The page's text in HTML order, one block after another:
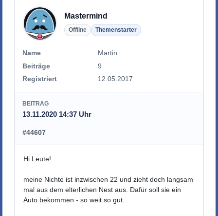
Mastermind
Offline Themenstarter
Name
Martin
Beiträge
9
Registriert
12.05.2017
BEITRAG
13.11.2020 14:37 Uhr
#44607
Hi Leute!
meine Nichte ist inzwischen 22 und zieht doch langsam
mal aus dem elterlichen Nest aus. Dafür soll sie ein
Auto bekommen - so weit so gut.